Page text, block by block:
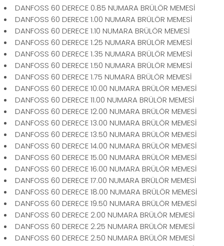
DANFOSS 60 DERECE 0.85 NUMARA BRÜLÖR MEMESİ
DANFOSS 60 DERECE 1.00 NUMARA BRÜLÖR MEMESİ
DANFOSS 60 DERECE 1.10 NUMARA BRÜLÖR MEMESİ
DANFOSS 60 DERECE 1.25 NUMARA BRÜLÖR MEMESİ
DANFOSS 60 DERECE 1.35 NUMARA BRÜLÖR MEMESİ
DANFOSS 60 DERECE 1.50 NUMARA BRÜLÖR MEMESİ
DANFOSS 60 DERECE 1.75 NUMARA BRÜLÖR MEMESİ
DANFOSS 60 DERECE 10.00 NUMARA BRÜLÖR MEMESİ
DANFOSS 60 DERECE 11.00 NUMARA BRÜLÖR MEMESİ
DANFOSS 60 DERECE 12.00 NUMARA BRÜLÖR MEMESİ
DANFOSS 60 DERECE 13.00 NUMARA BRÜLÖR MEMESİ
DANFOSS 60 DERECE 13.50 NUMARA BRÜLÖR MEMESİ
DANFOSS 60 DERECE 14.00 NUMARA BRÜLÖR MEMESİ
DANFOSS 60 DERECE 15.00 NUMARA BRÜLÖR MEMESİ
DANFOSS 60 DERECE 16.00 NUMARA BRÜLÖR MEMESİ
DANFOSS 60 DERECE 17.00 NUMARA BRÜLÖR MEMESİ
DANFOSS 60 DERECE 18.00 NUMARA BRÜLÖR MEMESİ
DANFOSS 60 DERECE 19.50 NUMARA BRÜLÖR MEMESİ
DANFOSS 60 DERECE 2.00 NUMARA BRÜLÖR MEMESİ
DANFOSS 60 DERECE 2.25 NUMARA BRÜLÖR MEMESİ
DANFOSS 60 DERECE 2.50 NUMARA BRÜLÖR MEMESİ